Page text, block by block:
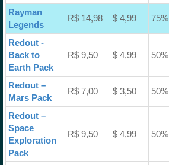
Rayman
Legends
R$ 14,98 $ 4,99 75%
Redout -
Back to
Earth Pack
R$ 9,50 $ 4,99 50%
Redout –
Mars Pack
R$ 7,00 $ 3,50 50%
Redout –
Space
Exploration
Pack
R$ 9,50 $ 4,99 50%